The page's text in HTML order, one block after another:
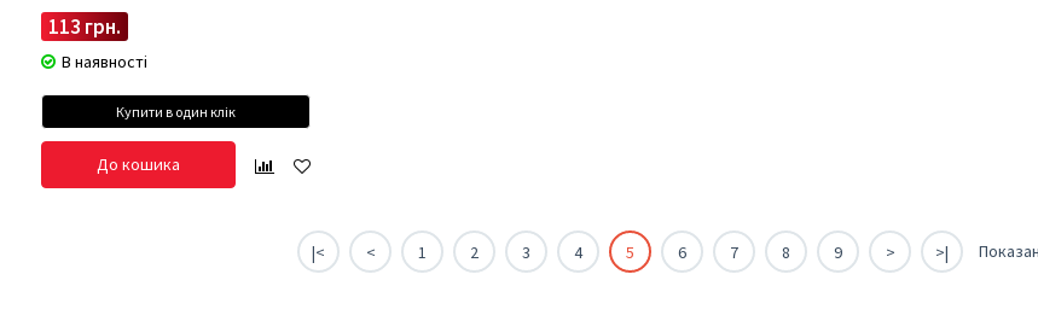
113 грн.
В наявності
Купити в один клік
До кошика
|< < 1 2 3 4 5 6 7 8 9 > >|